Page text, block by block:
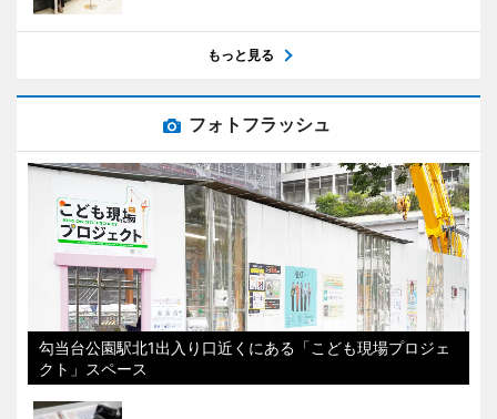
もっと見る
フォトフラッシュ
勾当台公園駅北1出入り口近くにある「こども現場プロジェ
クト」スペース